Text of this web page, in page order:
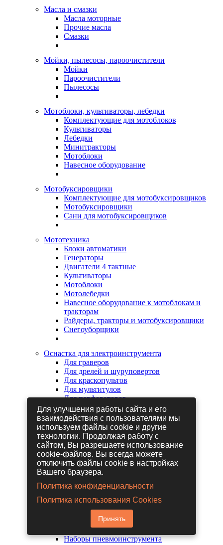
Масла и смазки
Масла моторные
Прочие масла
Смазки
Мойки, пылесосы, пароочистители
Мойки
Пароочистители
Пылесосы
Мотоблоки, культиваторы, лебедки
Комплектующие для мотоблоков
Культиваторы
Лебедки
Минитракторы
Мотоблоки
Навесное оборудование
Мотобуксировщики
Комплектующие для мотобуксировщиков
Мотобуксировщики
Сани для мотобуксировщиков
Мототехника
Блоки автоматики
Генераторы
Двигатели 4 тактные
Культиваторы
Мотоблоки
Мотолебедки
Навесное оборудование к мотоблокам и
тракторам
Райдеры, тракторы и мотобуксировщики
Снегоуборщики
Оснастка для электроинструмента
Для граверов
Для дрелей и шуруповертов
Для краскопультов
Для мультитулов
Для перфораторов
Для сабельных пил
Для строительных фенов
Для фрезеров
Для шлифовальных машин
Для электрических лобзиков
Для электрических ножниц
Для электрических пил
Для электрических рубанков
Гайковерты пневматические
Дрели пневматические
Другие пневмоинструменты
Заклепочники пневматические
Наборы пневмоинструмента
Для улучшения работы сайта и его
взаимодействия с пользователями мы
используем файлы cookie и другие
технологии. Продолжая работу с
сайтом, Вы разрешаете использование
cookie-файлов. Вы всегда можете
отключить файлы cookie в настройках
Вашего браузера.
Политика конфиденциальности
Политика использования Cookies
Принять